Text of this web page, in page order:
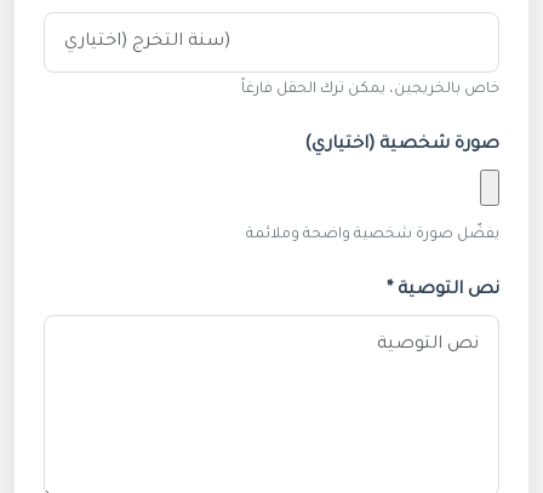
خاص بالخريجين، يمكن ترك الحقل فارغاً
صورة شخصية (اختياري)
يفضّل صورة شخصية واضحة وملائمة
نص التوصية *